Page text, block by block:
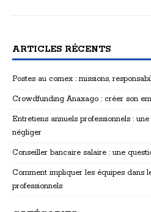
ARTICLES RÉCENTS
Postes au comex : missions,
Crowdfunding Anaxago : créer son
Entretiens annuels professionnels :
négliger
Conseiller bancaire salaire : une
Comment impliquer les équipes dans
professionnels